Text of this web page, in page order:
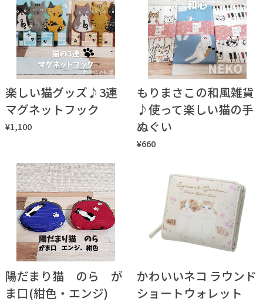
楽しい猫グッズ♪3連
マグネットフック
¥1,100
もりまさこの和風雑貨
♪使って楽しい猫の手
ぬぐい
¥660
陽だまり猫 のら が
ま口(紺色・エンジ)
かわいいネコ ラウンド
ショートウォレット